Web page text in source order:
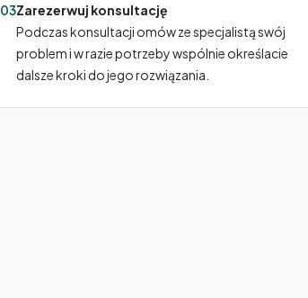
03Zarezerwuj konsultację
Podczas konsultacji omów ze specjalistą swój
problem i w razie potrzeby wspólnie określacie
dalsze kroki do jego rozwiązania.